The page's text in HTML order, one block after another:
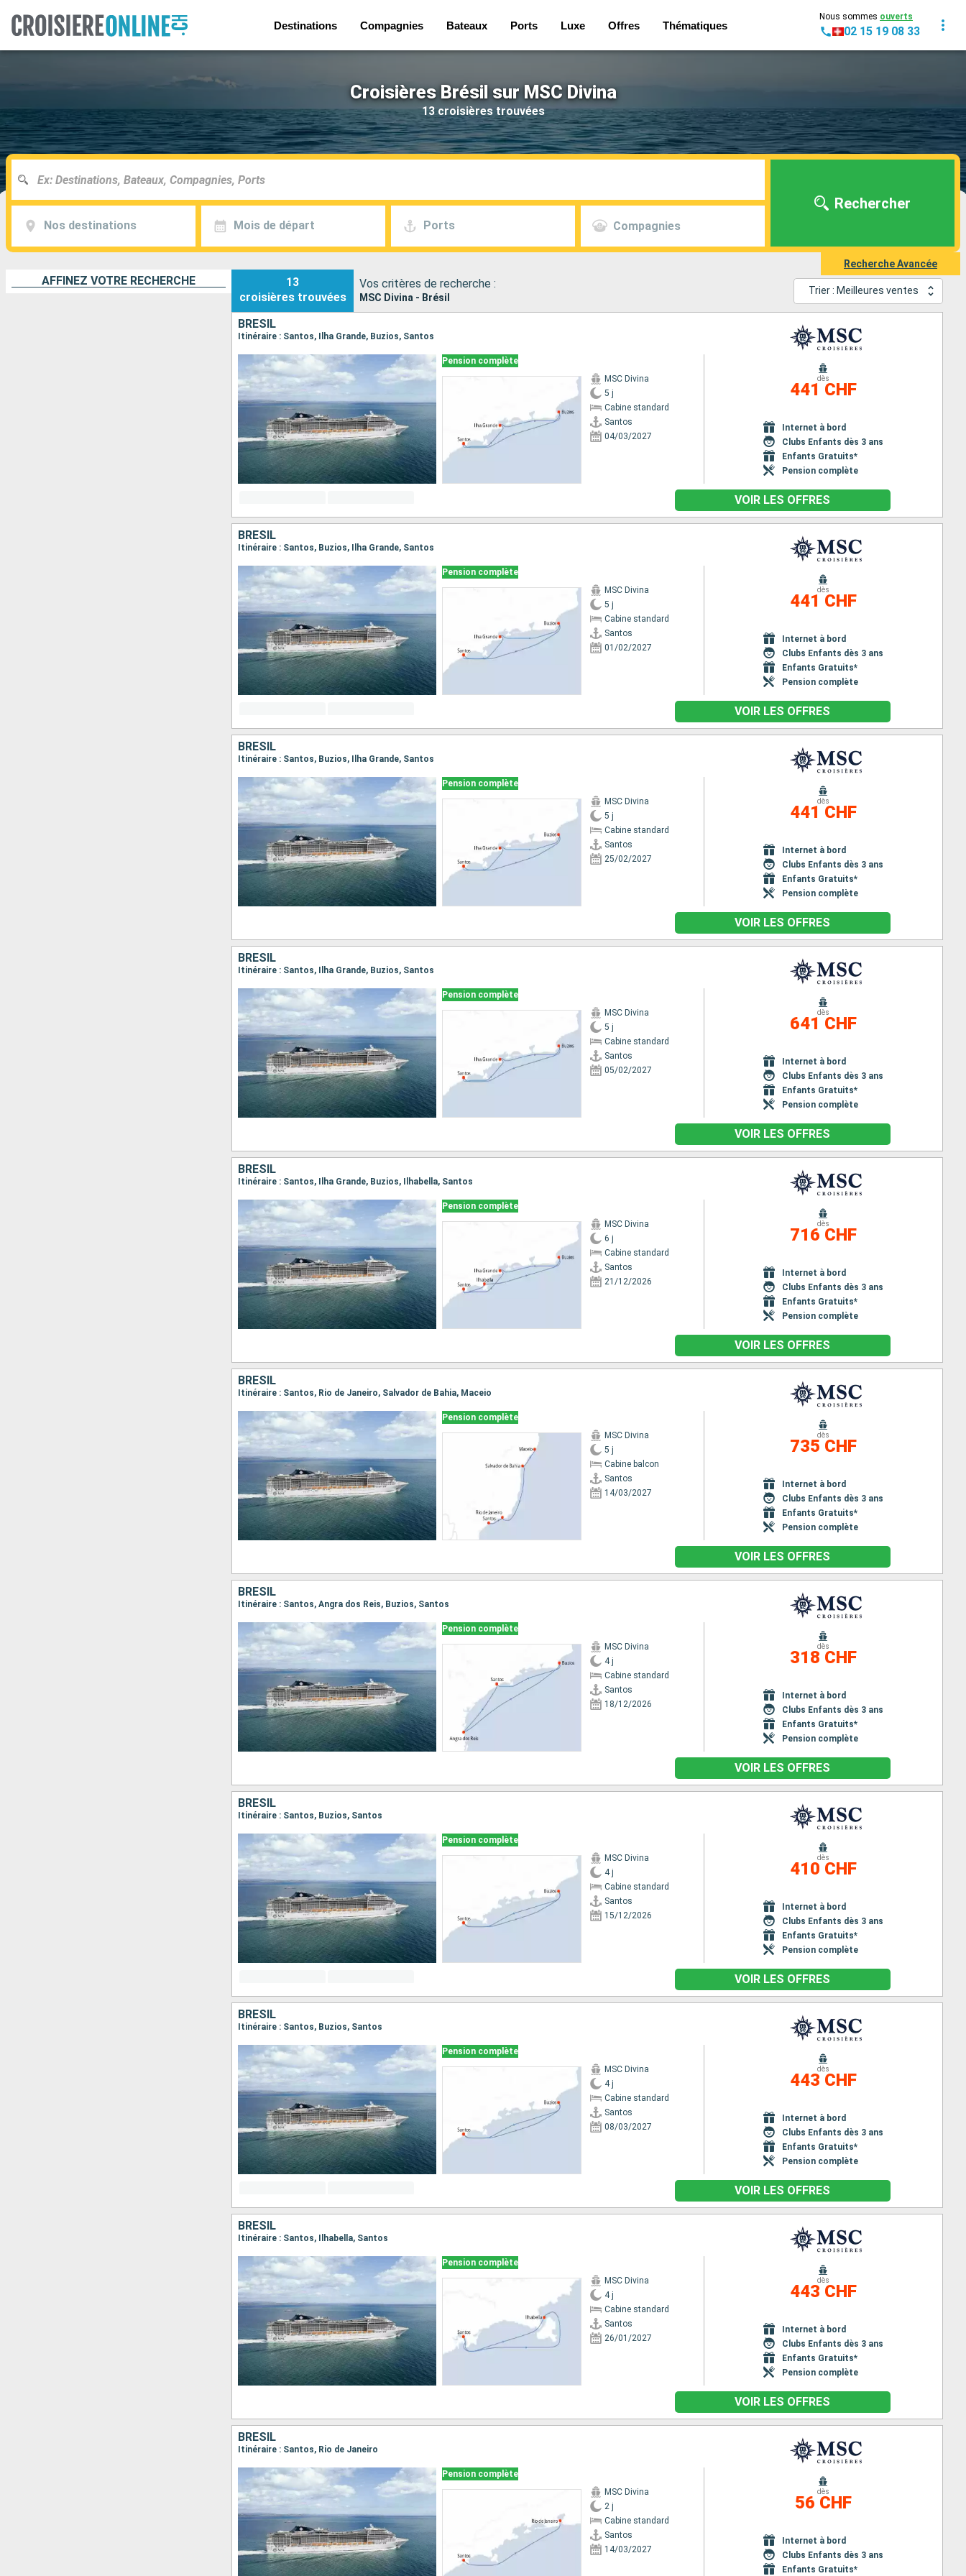
Destinations Compagnies Bateaux Ports Luxe Offres Thématiques
Nous sommes ouverts
02 15 19 08 33
Croisières Brésil sur MSC Divina
13 croisières trouvées
Nos destinations Mois de départ Ports Compagnies
Rechercher
Recherche Avancée
AFFINEZ VOTRE RECHERCHE
13
croisières trouvées
Vos critères de recherche :
MSC Divina - Brésil
Trier : Meilleures ventes
BRÉSIL
Itinéraire : Santos, Ilha Grande, Buzios, Santos
Pension complète
MSC Divina
5 j
Cabine standard
Santos
04/03/2027
dès
441 CHF
Internet à bord
Clubs Enfants dès 3 ans
Enfants Gratuits*
Pension complète
VOIR LES OFFRES
BRÉSIL
Itinéraire : Santos, Buzios, Ilha Grande, Santos
Pension complète
MSC Divina
5 j
Cabine standard
Santos
01/02/2027
dès
441 CHF
Internet à bord
Clubs Enfants dès 3 ans
Enfants Gratuits*
Pension complète
VOIR LES OFFRES
BRÉSIL
Itinéraire : Santos, Buzios, Ilha Grande, Santos
Pension complète
MSC Divina
5 j
Cabine standard
Santos
25/02/2027
dès
441 CHF
Internet à bord
Clubs Enfants dès 3 ans
Enfants Gratuits*
Pension complète
VOIR LES OFFRES
BRÉSIL
Itinéraire : Santos, Ilha Grande, Buzios, Santos
Pension complète
MSC Divina
5 j
Cabine standard
Santos
05/02/2027
dès
641 CHF
Internet à bord
Clubs Enfants dès 3 ans
Enfants Gratuits*
Pension complète
VOIR LES OFFRES
BRÉSIL
Itinéraire : Santos, Ilha Grande, Buzios, Ilhabella, Santos
Pension complète
MSC Divina
6 j
Cabine standard
Santos
21/12/2026
dès
716 CHF
Internet à bord
Clubs Enfants dès 3 ans
Enfants Gratuits*
Pension complète
VOIR LES OFFRES
BRÉSIL
Itinéraire : Santos, Rio de Janeiro, Salvador de Bahia, Maceio
Pension complète
MSC Divina
5 j
Cabine balcon
Santos
14/03/2027
dès
735 CHF
Internet à bord
Clubs Enfants dès 3 ans
Enfants Gratuits*
Pension complète
VOIR LES OFFRES
BRÉSIL
Itinéraire : Santos, Angra dos Reis, Buzios, Santos
Pension complète
MSC Divina
4 j
Cabine standard
Santos
18/12/2026
dès
318 CHF
Internet à bord
Clubs Enfants dès 3 ans
Enfants Gratuits*
Pension complète
VOIR LES OFFRES
BRÉSIL
Itinéraire : Santos, Buzios, Santos
Pension complète
MSC Divina
4 j
Cabine standard
Santos
15/12/2026
dès
410 CHF
Internet à bord
Clubs Enfants dès 3 ans
Enfants Gratuits*
Pension complète
VOIR LES OFFRES
BRÉSIL
Itinéraire : Santos, Buzios, Santos
Pension complète
MSC Divina
4 j
Cabine standard
Santos
08/03/2027
dès
443 CHF
Internet à bord
Clubs Enfants dès 3 ans
Enfants Gratuits*
Pension complète
VOIR LES OFFRES
BRÉSIL
Itinéraire : Santos, Ilhabella, Santos
Pension complète
MSC Divina
4 j
Cabine standard
Santos
26/01/2027
dès
443 CHF
Internet à bord
Clubs Enfants dès 3 ans
Enfants Gratuits*
Pension complète
VOIR LES OFFRES
BRÉSIL
Itinéraire : Santos, Rio de Janeiro
Pension complète
MSC Divina
2 j
Cabine standard
Santos
14/03/2027
dès
56 CHF
Internet à bord
Clubs Enfants dès 3 ans
Enfants Gratuits*